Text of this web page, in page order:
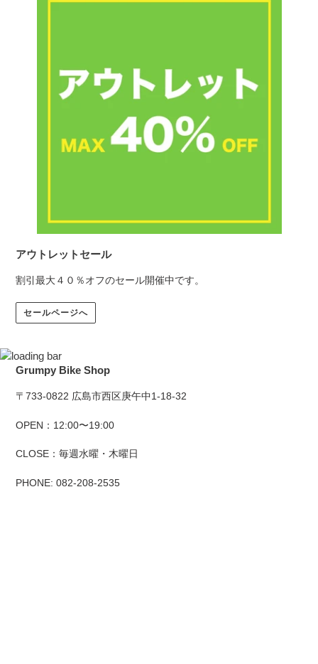
アウトレットセール
割引最大４０％オフのセール開催中です。
セールページへ
Grumpy Bike Shop
〒733-0822 広島市西区庚午中1-18-32
OPEN：12:00〜19:00
CLOSE：毎週水曜・木曜日
PHONE: 082-208-2535